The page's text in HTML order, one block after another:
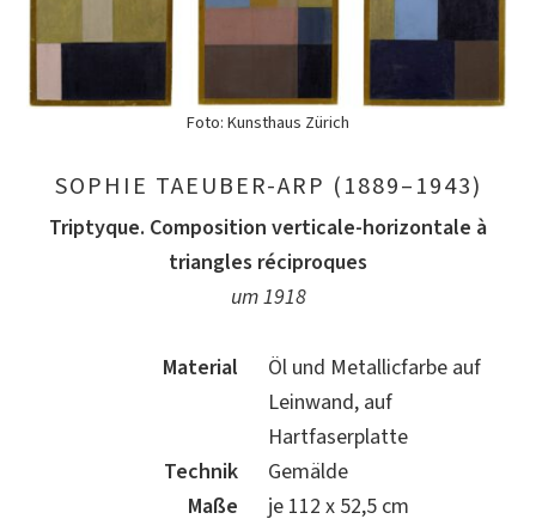
Foto: Kunsthaus Zürich
SOPHIE TAEUBER-ARP (1889–1943)
Triptyque. Composition verticale-horizontale à
triangles réciproques
um 1918
Material
Öl und Metallicfarbe auf
Leinwand, auf
Hartfaserplatte
Technik
Gemälde
Maße
je 112 x 52,5 cm